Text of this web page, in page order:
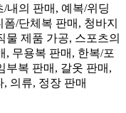
내의 판매, 예복/위딩
/단체복 판매, 청바지
물 제품 가공, 스포츠의
, 무용복 판매, 한복/포
부복 판매, 갈옷 판매,
의류, 정장 판매